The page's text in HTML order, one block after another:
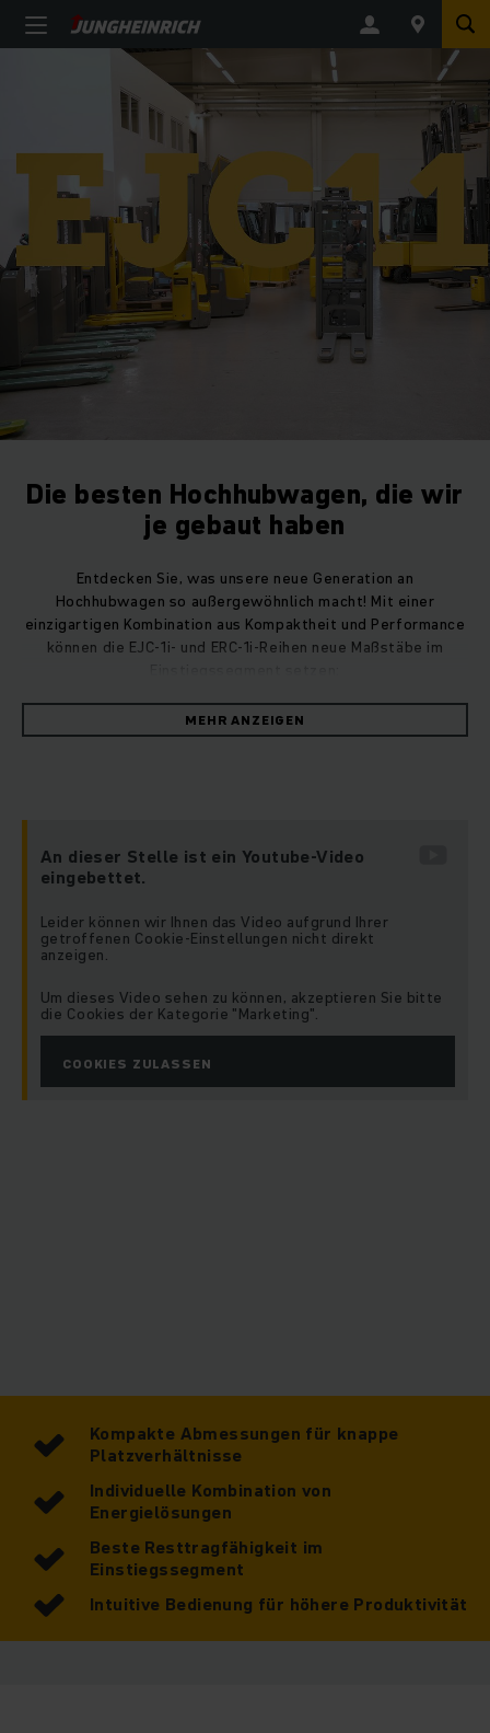
Die besten Hochhubwagen, die wir
je gebaut haben
Entdecken Sie, was unsere neue Generation an
Hochhubwagen so außergewöhnlich macht! Mit einer
einzigartigen Kombination aus Kompaktheit und Performance
können die EJC-1i- und ERC-1i-Reihen neue Maßstäbe im
Die Elektro-Hochhubwagen überzeugen mit
hochmodernen Lithium-Ionen-Technologie
Wählen Sie passend zu Ihren individuellen
Anforderungen zwischen verschiedenen
Batteriekapazitäten und Einbauladegeräten mit
unterschiedlicher Leistung
MEHR ANZEIGEN
An dieser Stelle ist ein Youtube-Video
eingebettet.
Leider können wir Ihnen das Video aufgrund Ihrer
getroffenen Cookie-Einstellungen nicht direkt
anzeigen.
Um dieses Video sehen zu können, akzeptieren Sie bitte
die Cookies der Kategorie "Marketing".
COOKIES ZULASSEN
Kompakte Abmessungen für knappe
Platzverhältnisse
Individuelle Kombination von
Energielösungen
Beste Resttragfähigkeit im
Einstiegssegment
Intuitive Bedienung für höhere Produktivität